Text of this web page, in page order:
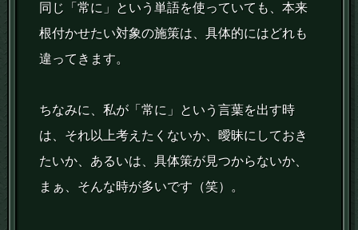
同じ「常に」という単語を使っていても、本来
根付かせたい対象の施策は、具体的にはどれも
違ってきます。
ちなみに、私が「常に」という言葉を出す時
は、それ以上考えたくないか、曖昧にしておき
たいか、あるいは、具体策が見つからないか、
まぁ、そんな時が多いです（笑）。